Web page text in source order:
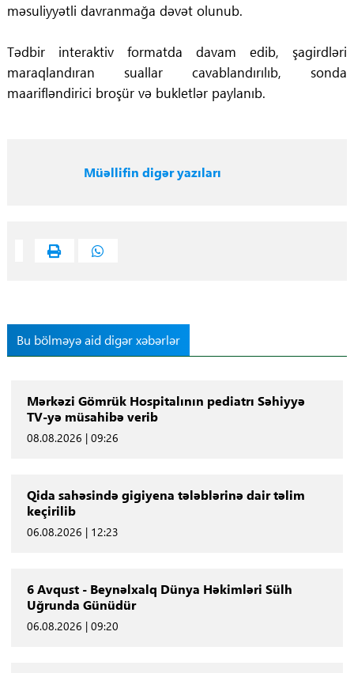
məsuliyyətli davranmağa dəvət olunub.
Tədbir interaktiv formatda davam edib, şagirdləri
maraqlandıran suallar cavablandırılıb, sonda
maarifləndirici broşür və bukletlər paylanıb.
Müəllifin digər yazıları
Bu bölməyə aid digər xəbərlər
Mərkəzi Gömrük Hospitalının pediatrı Səhiyyə
TV-yə müsahibə verib
08.08.2026 | 09:26
Qida sahəsində gigiyena tələblərinə dair təlim
keçirilib
06.08.2026 | 12:23
6 Avqust - Beynəlxalq Dünya Həkimləri Sülh
Uğrunda Günüdür
06.08.2026 | 09:20